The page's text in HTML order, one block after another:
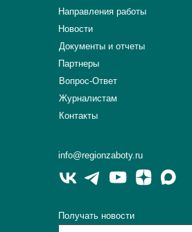
info@regionzaboty.ru
Вопрос-Ответ
Партнеры
Журналистам
Направления работы
Новости
Контакты
Документы и отчеты
Получать новости